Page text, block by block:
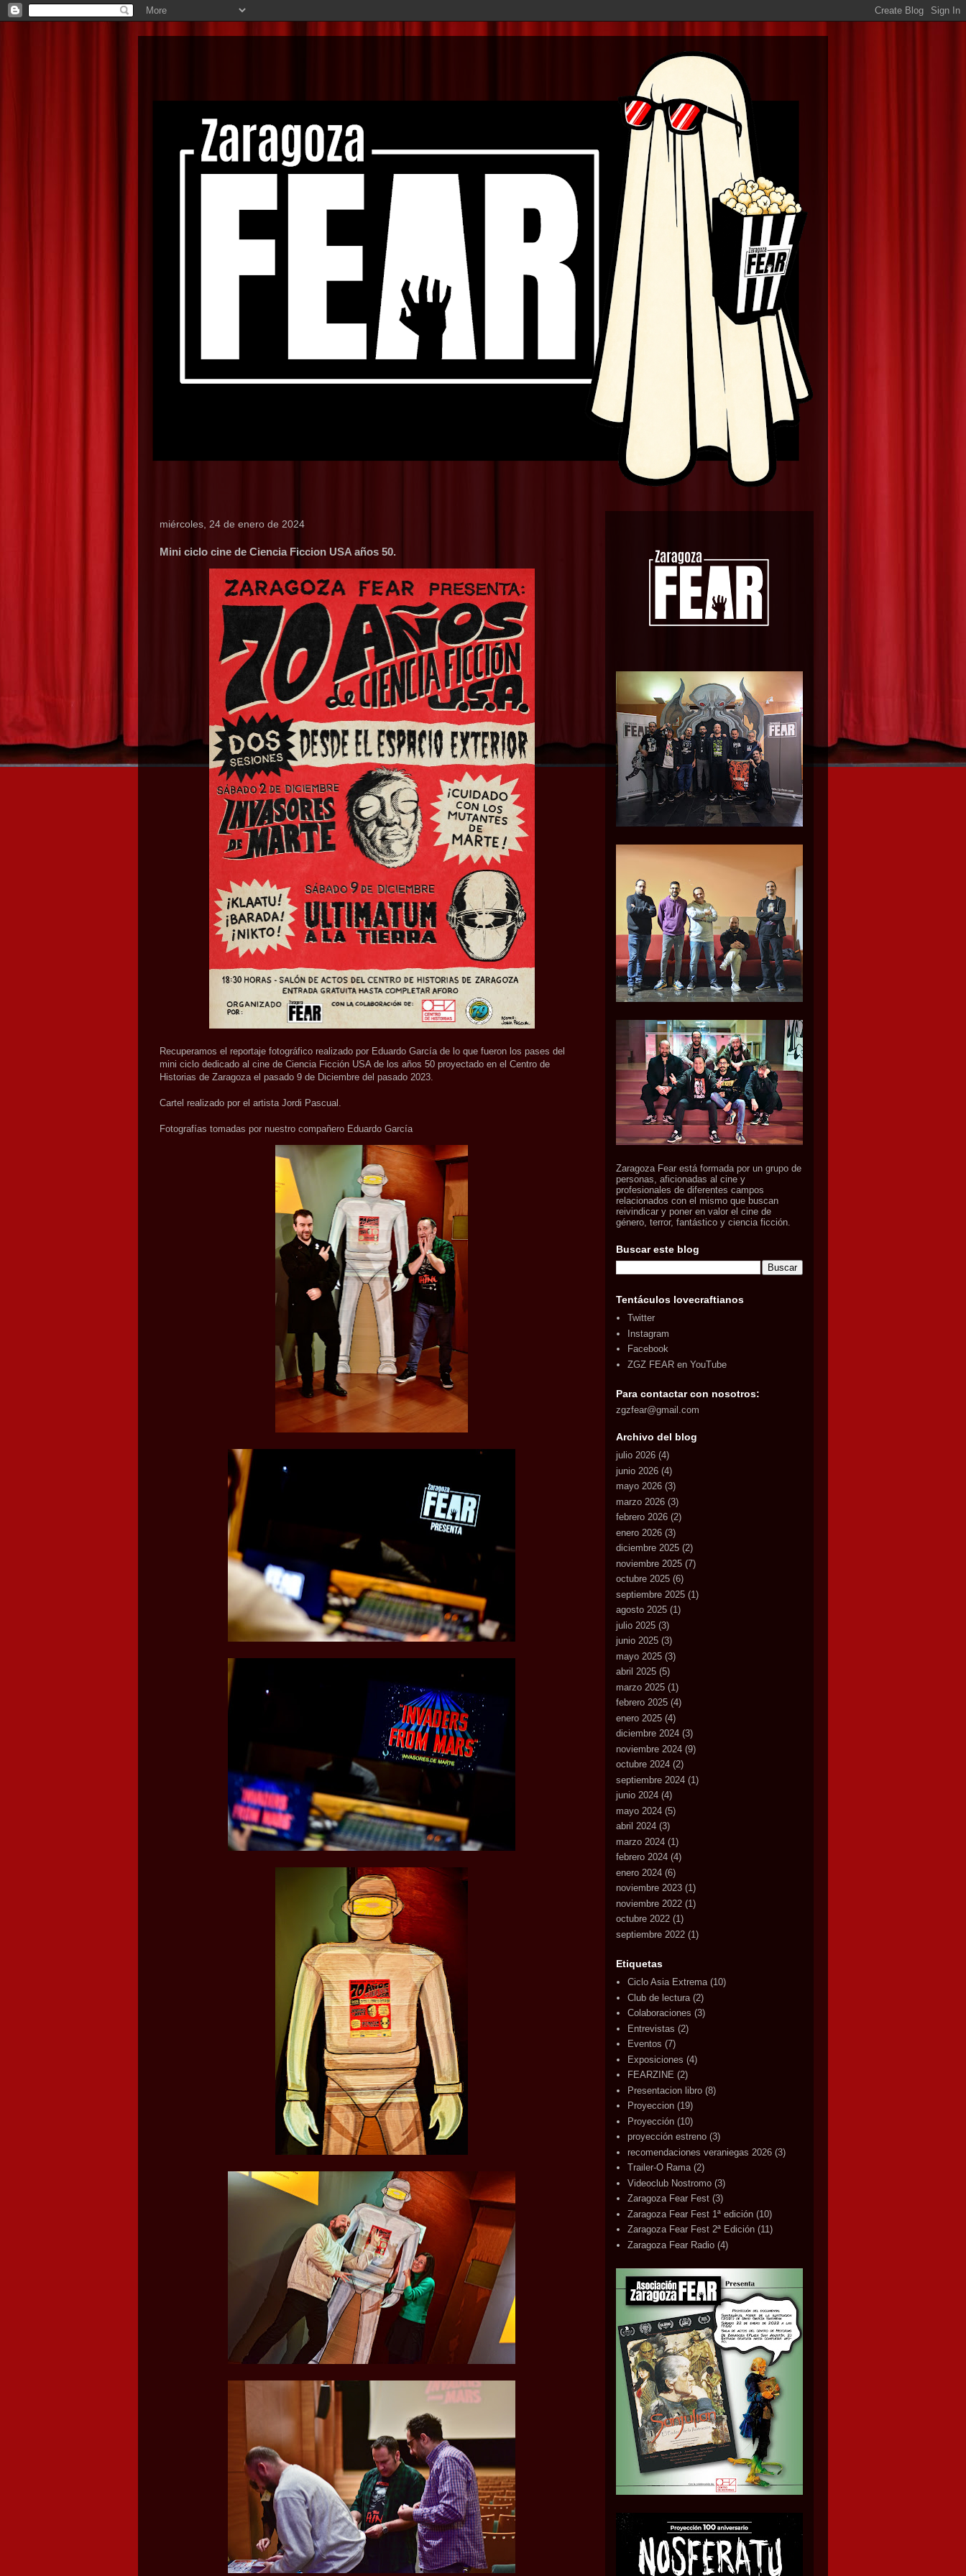
miércoles, 24 de enero de 2024
Mini ciclo cine de Ciencia Ficcion USA años 50.
Recuperamos el reportaje fotográfico realizado por Eduardo García de lo que fueron los pases del
mini ciclo dedicado al cine de Ciencia Ficción USA de los años 50 proyectado en el Centro de
Historias de Zaragoza el pasado 9 de Diciembre del pasado 2023.
Cartel realizado por el artista Jordi Pascual.
Fotografías tomadas por nuestro compañero Eduardo García
Zaragoza Fear está formada por un grupo de
personas, aficionadas al cine y
profesionales de diferentes campos
relacionados con el mismo que buscan
reivindicar y poner en valor el cine de
género, terror, fantástico y ciencia ficción.
Buscar este blog
Tentáculos lovecraftianos
Twitter
Instagram
Facebook
ZGZ FEAR en YouTube
Para contactar con nosotros:
zgzfear@gmail.com
Archivo del blog
julio 2026 (4)
junio 2026 (4)
mayo 2026 (3)
marzo 2026 (3)
febrero 2026 (2)
enero 2026 (3)
diciembre 2025 (2)
noviembre 2025 (7)
octubre 2025 (6)
septiembre 2025 (1)
agosto 2025 (1)
julio 2025 (3)
junio 2025 (3)
mayo 2025 (3)
abril 2025 (5)
marzo 2025 (1)
febrero 2025 (4)
enero 2025 (4)
diciembre 2024 (3)
noviembre 2024 (9)
octubre 2024 (2)
septiembre 2024 (1)
junio 2024 (4)
mayo 2024 (5)
abril 2024 (3)
marzo 2024 (1)
febrero 2024 (4)
enero 2024 (6)
noviembre 2023 (1)
noviembre 2022 (1)
octubre 2022 (1)
septiembre 2022 (1)
Etiquetas
Ciclo Asia Extrema (10)
Club de lectura (2)
Colaboraciones (3)
Entrevistas (2)
Eventos (7)
Exposiciones (4)
FEARZINE (2)
Presentacion libro (8)
Proyeccion (19)
Proyección (10)
proyección estreno (3)
recomendaciones veraniegas 2026 (3)
Trailer-O Rama (2)
Videoclub Nostromo (3)
Zaragoza Fear Fest (3)
Zaragoza Fear Fest 1ª edición (10)
Zaragoza Fear Fest 2ª Edición (11)
Zaragoza Fear Radio (4)